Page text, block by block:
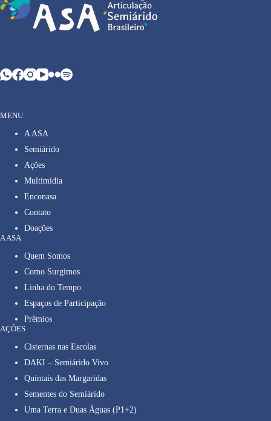
MENU
A ASA
Semiárido
Ações
Multimídia
Enconasa
Contato
Doações
A ASA
Quem Somos
Como Surgimos
Linha do Tempo
Espaços de Participação
Prêmios
AÇÕES
Cisternas nas Escolas
DAKI – Semiárido Vivo
Quintais das Margaridas
Sementes do Semiárido
Uma Terra e Duas Águas (P1+2)